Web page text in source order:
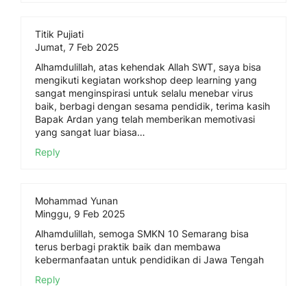
Titik Pujiati
Jumat, 7 Feb 2025
Alhamdulillah, atas kehendak Allah SWT, saya bisa
mengikuti kegiatan workshop deep learning yang
sangat menginspirasi untuk selalu menebar virus
baik, berbagi dengan sesama pendidik, terima kasih
Bapak Ardan yang telah memberikan memotivasi
yang sangat luar biasa…
Reply
Mohammad Yunan
Minggu, 9 Feb 2025
Alhamdulillah, semoga SMKN 10 Semarang bisa
terus berbagi praktik baik dan membawa
kebermanfaatan untuk pendidikan di Jawa Tengah
Reply